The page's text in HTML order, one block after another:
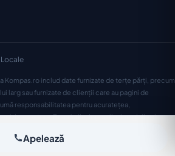
Apelează
Kompas.ro includ date furnizate de terțe părți, precum
larg sau furnizate de clienții care au pagini de
responsabilitatea pentru acuratețea,
acestora. Brandurile, logourile, imaginile și